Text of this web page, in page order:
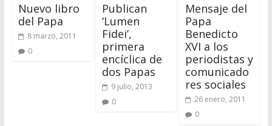
Nuevo libro
del Papa
8 marzo, 2011
0
Publican
‘Lumen
Fidei’,
primera
encíclica de
dos Papas
9 julio, 2013
0
Mensaje del
Papa
Benedicto
XVI a los
periodistas y
comunicado
res sociales
26 enero, 2011
0